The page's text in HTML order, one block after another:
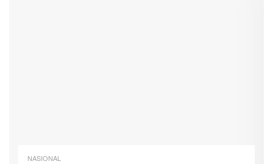
NASIONAL